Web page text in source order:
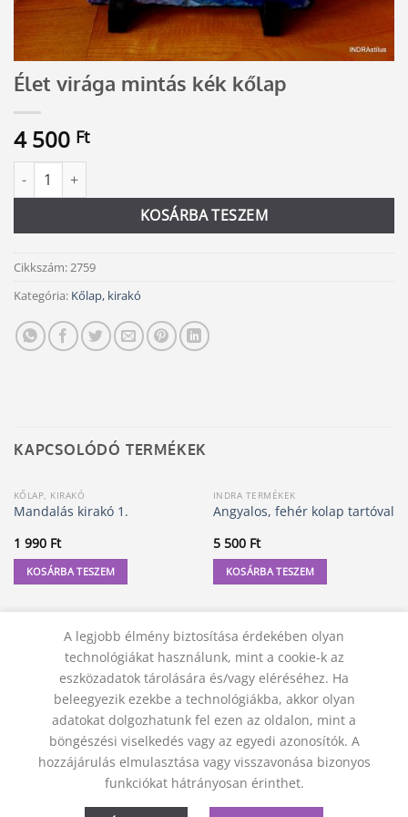
Élet virága mintás kék kőlap
4 500 Ft
Élet virága mintás kék kőlap mennyiség
KOSÁRBA TESZEM
Alternative:
Cikkszám:2759
Kategória: Kőlap, kirakó
KAPCSOLÓDÓ TERMÉKEK
KŐLAP, KIRAKÓ
Mandalás kirakó 1.
1 990 Ft
KOSÁRBA TESZEM
INDRA TERMÉKEK
Angyalos, fehér kolap tartóval
5 500 Ft
KOSÁRBA TESZEM
KAPCSOLAT ADATVÉDELMI NYILATKOZAT
JOGI NYILATKOZAT
SZÁLLÍTÁSI FELTÉTELEK
A legjobb élmény biztosítása érdekében olyan
technológiákat használunk, mint a cookie-k az
eszközadatok tárolására és/vagy eléréséhez. Ha
beleegyezik ezekbe a technológiákba, akkor olyan
adatokat dolgozhatunk fel ezen az oldalon, mint a
böngészési viselkedés vagy az egyedi azonosítók. A
hozzájárulás elmulasztása vagy visszavonása bizonyos
funkciókat hátrányosan érinthet.